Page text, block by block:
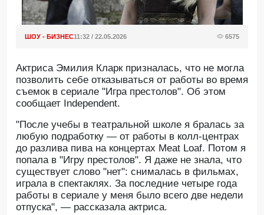
ШОУ - БИЗНЕС11:32 / 22.05.2026 6575
Актриса Эмилия Кларк призналась, что не могла
позволить себе отказываться от работы во время
съемок в сериале "Игра престолов". Об этом
сообщает Independent.
"После учебы в театральной школе я бралась за
любую подработку — от работы в колл-центрах
до разлива пива на концертах Meat Loaf. Потом я
попала в "Игру престолов". Я даже не знала, что
существует слово "нет": снималась в фильмах,
играла в спектаклях. За последние четыре года
работы в сериале у меня было всего две недели
отпуска", — рассказала актриса.